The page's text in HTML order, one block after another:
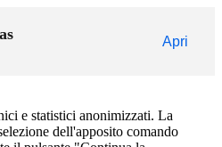
Apri
e statistici anonimizzati. La
dell'apposito comando